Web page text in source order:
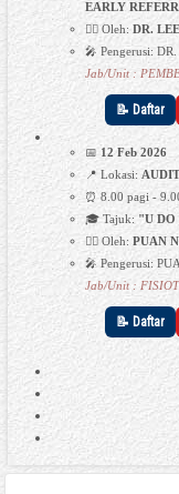
EARLY
👩‍⚕️ Oleh: DR.
🎤 Pengerusi:
Jab/Unit :
📝 Daftar
📅 12 Feb 2026
📍 Lokasi:
⏰ 8.00 pagi -
🎓 Tajuk: "U DO
👩‍⚕️ Oleh: PUAN
🎤 Pengerusi:
Jab/Unit :
📝 Daftar